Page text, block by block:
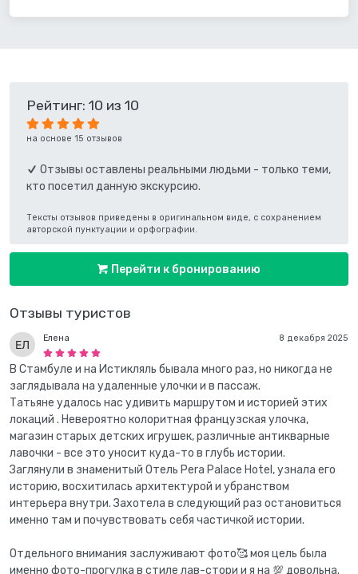
Отзывы туристов
8 декабря 2025
Елена
В Стамбуле и на Истикляль бывала много раз, но никогда не
заглядывала на удаленные улочки и в пассаж.
Татьяне удалось нас удивить маршрутом и историей этих
локаций . Невероятно колоритная французская улочка,
магазин старых детских игрушек, различные антикварные
лавочки - все это уносит куда-то в глубь истории.
Заглянули в знаменитый Отель Pera Palace Hotel, узнала его
историю, восхитилась архитектурой и убранством
интерьера внутри. Захотела в следующий раз остановиться
именно там и почувствовать себя частичкой истории.
Отдельного внимания заслуживают фото🥰 моя цель была
именно фото-прогулка в стиле лав-стори и я на 💯 довольна.
Рейтинг: 10 из 10
на основе 15 отзывов
Отзывы оставлены реальными людьми - только теми,
кто посетил данную экскурсию.
Тексты отзывов приведены в оригинальном виде, с сохранением
авторской пунктуации и орфографии.
Перейти к бронированию